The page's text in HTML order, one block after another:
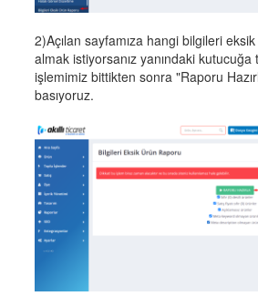
2)Açılan sayfamıza hangi bilgileri
almak istiyorsanız yanındaki kutucuğa
işlemimiz bittikten sonra "Raporu
basıyoruz.